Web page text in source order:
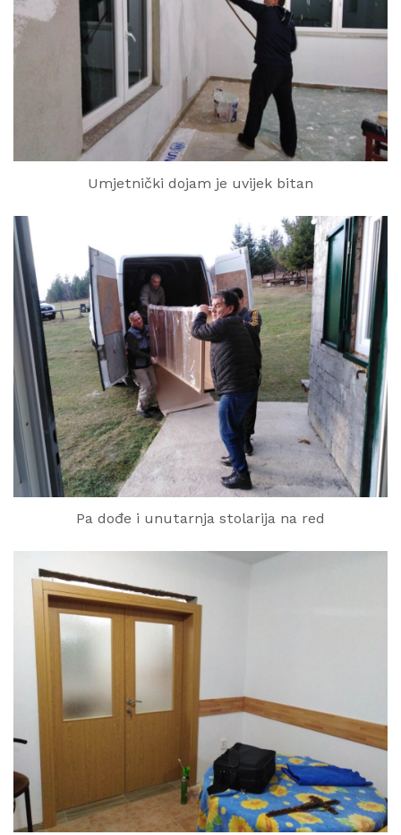
Umjetnički dojam je uvijek bitan
Pa dođe i unutarnja stolarija na red